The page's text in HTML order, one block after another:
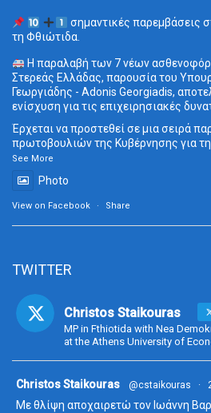
σημαντικές παρεμβάσεις
τη Φθιώτιδα.
Η παραλαβή των 7 νέων
Στερεάς Ελλάδας, παρουσία του
Γεωργιάδης - Adonis Georgiadis,
ενίσχυση για τις επιχειρησιακές
Έρχεται να προστεθεί σε μια σειρά
πρωτοβουλιών της Κυβέρνησης για
See More
Photo
View on Facebook · Share
TWITTER
Christos Staikouras
MP in Fthiotida with Nea
at the Athens University of
Christos Staikouras @cstaikouras ·
Με θλίψη αποχαιρετώ τον Ιωάννη